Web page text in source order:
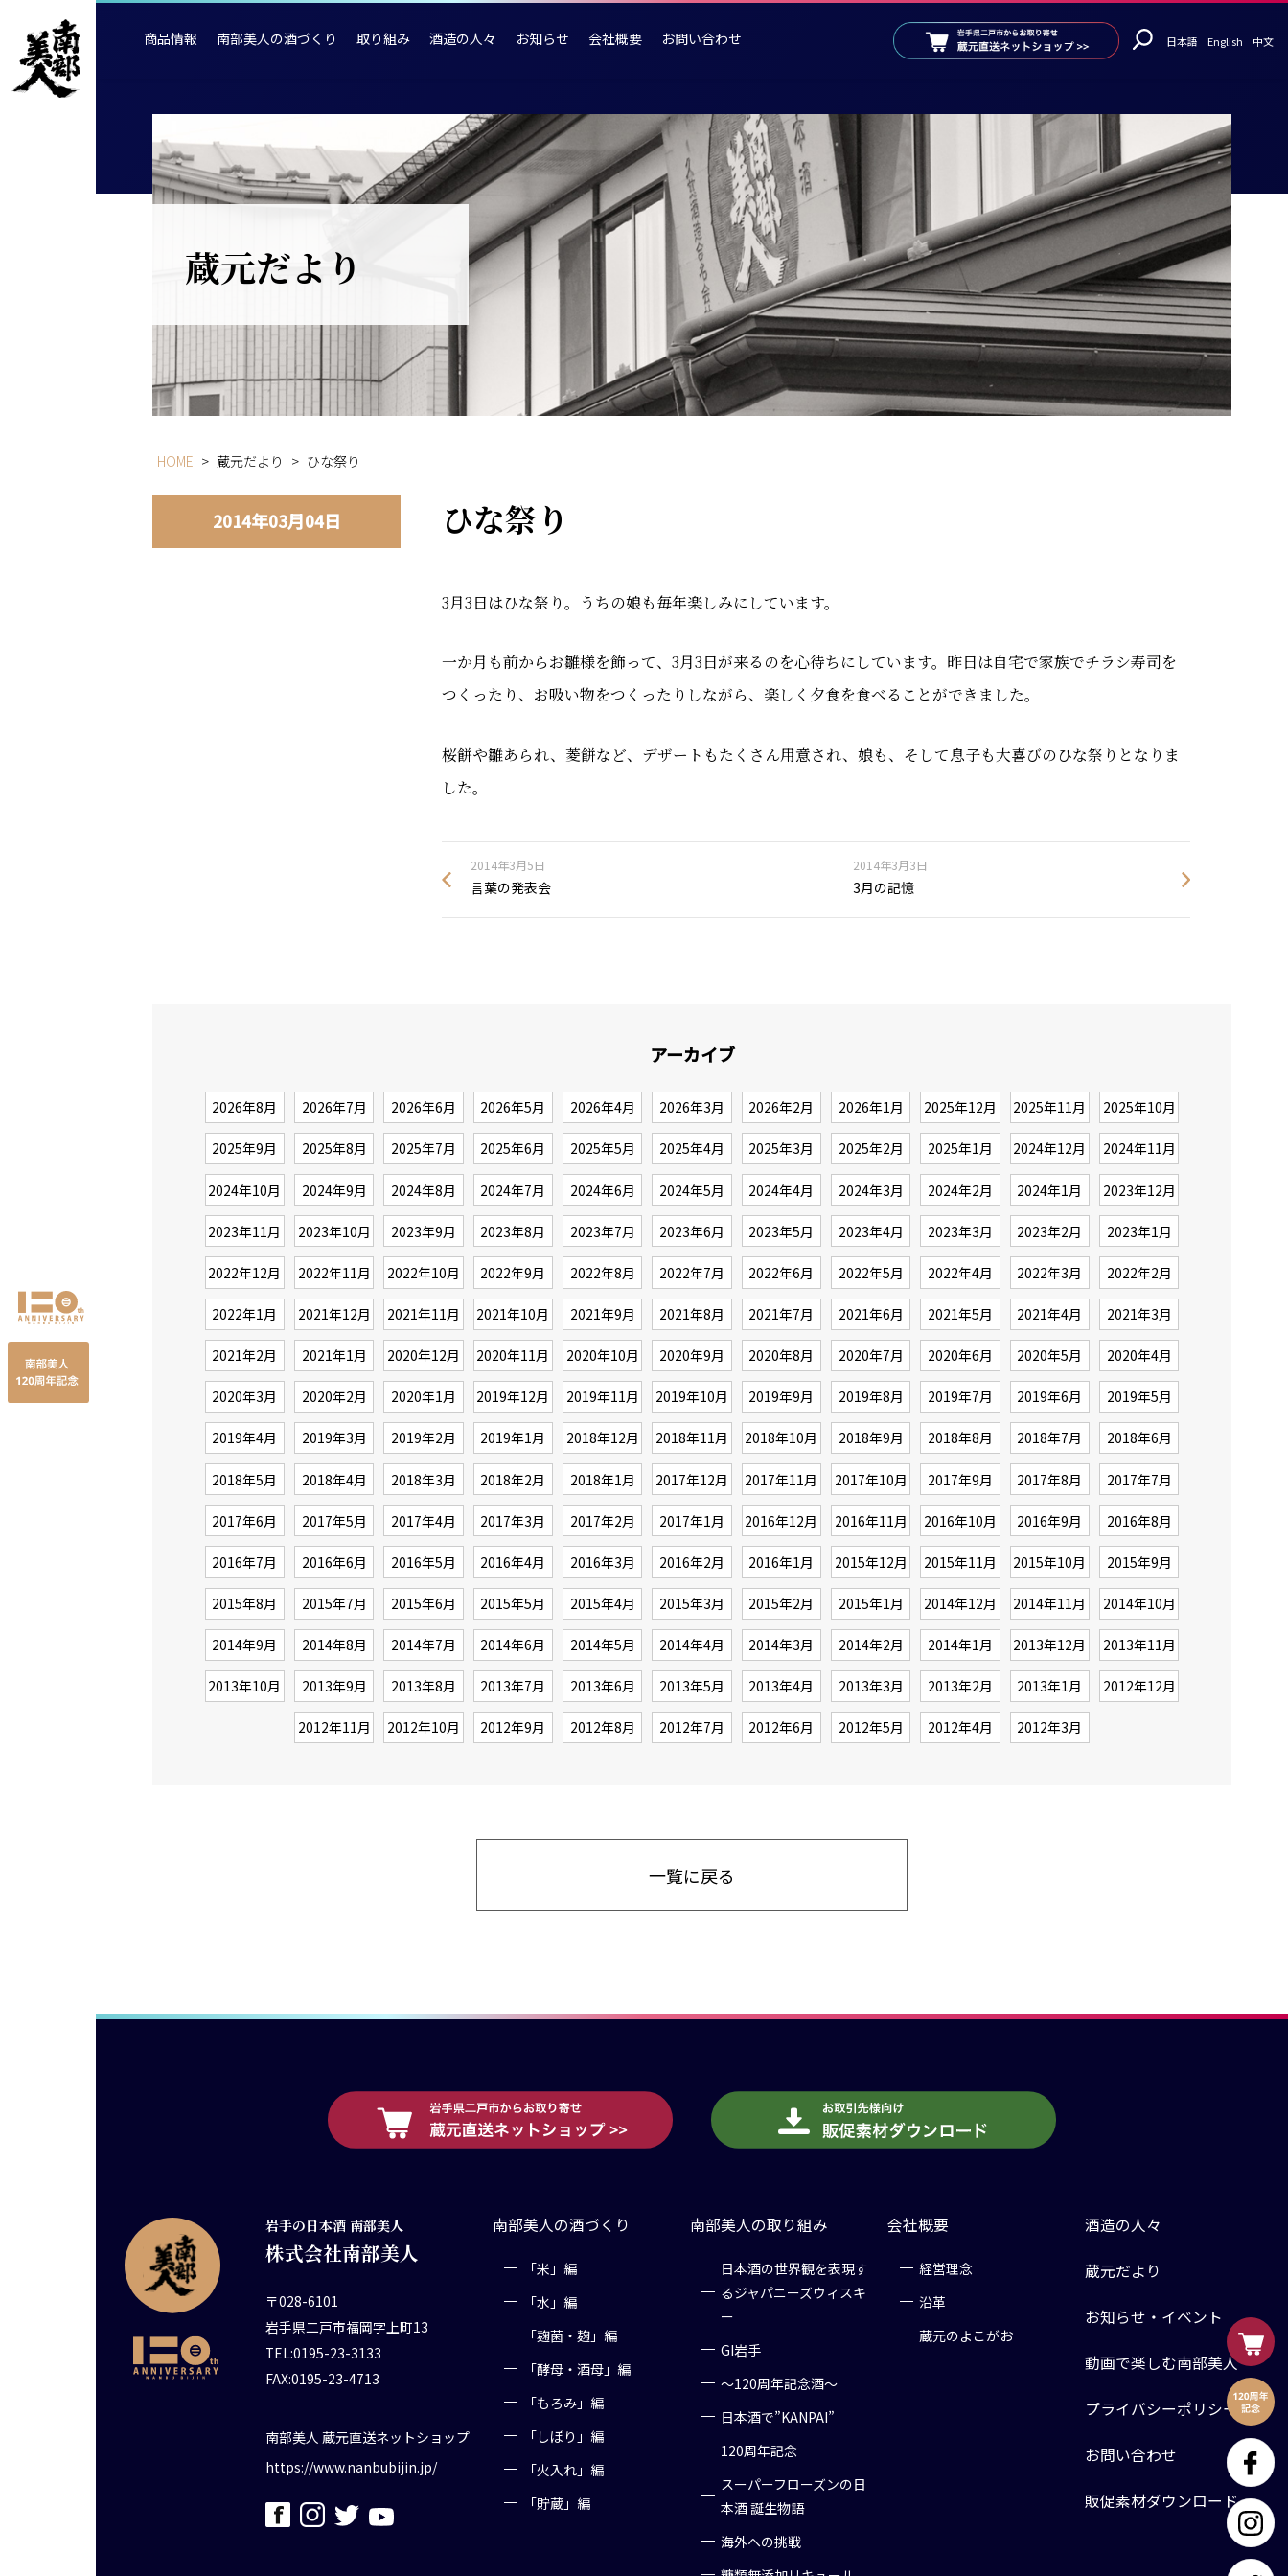
商品情報 南部美人の酒づくり 取り組み 酒造の人々 お知らせ 会社概要 お問い合わせ 日本語 English 中文
蔵元だより
HOME > 蔵元だより > ひな祭り
2014年03月04日 ひな祭り
3月3日はひな祭り。うちの娘も毎年楽しみにしています。
一か月も前からお雛様を飾って、3月3日が来るのを心待ちにしています。昨日は自宅で家族でチラシ寿司を
つくったり、お吸い物をつくったりしながら、楽しく夕食を食べることができました。
桜餅や雛あられ、菱餅など、デザートもたくさん用意され、娘も、そして息子も大喜びのひな祭りとなりま
した。
2014年3月5日
言葉の発表会
2014年3月3日
3月の記憶
アーカイブ
2026年8月 2026年7月 2026年6月 2026年5月 2026年4月 2026年3月 2026年2月 2026年1月 2025年12月 2025年11月 2025年10月
2025年9月 2025年8月 2025年7月 2025年6月 2025年5月 2025年4月 2025年3月 2025年2月 2025年1月 2024年12月 2024年11月
2024年10月 2024年9月 2024年8月 2024年7月 2024年6月 2024年5月 2024年4月 2024年3月 2024年2月 2024年1月 2023年12月
2023年11月 2023年10月 2023年9月 2023年8月 2023年7月 2023年6月 2023年5月 2023年4月 2023年3月 2023年2月 2023年1月
2022年12月 2022年11月 2022年10月 2022年9月 2022年8月 2022年7月 2022年6月 2022年5月 2022年4月 2022年3月 2022年2月
2022年1月 2021年12月 2021年11月 2021年10月 2021年9月 2021年8月 2021年7月 2021年6月 2021年5月 2021年4月 2021年3月
2021年2月 2021年1月 2020年12月 2020年11月 2020年10月 2020年9月 2020年8月 2020年7月 2020年6月 2020年5月 2020年4月
2020年3月 2020年2月 2020年1月 2019年12月 2019年11月 2019年10月 2019年9月 2019年8月 2019年7月 2019年6月 2019年5月
2019年4月 2019年3月 2019年2月 2019年1月 2018年12月 2018年11月 2018年10月 2018年9月 2018年8月 2018年7月 2018年6月
2018年5月 2018年4月 2018年3月 2018年2月 2018年1月 2017年12月 2017年11月 2017年10月 2017年9月 2017年8月 2017年7月
2017年6月 2017年5月 2017年4月 2017年3月 2017年2月 2017年1月 2016年12月 2016年11月 2016年10月 2016年9月 2016年8月
2016年7月 2016年6月 2016年5月 2016年4月 2016年3月 2016年2月 2016年1月 2015年12月 2015年11月 2015年10月 2015年9月
2015年8月 2015年7月 2015年6月 2015年5月 2015年4月 2015年3月 2015年2月 2015年1月 2014年12月 2014年11月 2014年10月
2014年9月 2014年8月 2014年7月 2014年6月 2014年5月 2014年4月 2014年3月 2014年2月 2014年1月 2013年12月 2013年11月
2013年10月 2013年9月 2013年8月 2013年7月 2013年6月 2013年5月 2013年4月 2013年3月 2013年2月 2013年1月 2012年12月
2012年11月 2012年10月 2012年9月 2012年8月 2012年7月 2012年6月 2012年5月 2012年4月 2012年3月
一覧に戻る
岩手の日本酒 南部美人
株式会社南部美人
〒028-6101
岩手県二戸市福岡字上町13
TEL:0195-23-3133
FAX:0195-23-4713
南部美人 蔵元直送ネットショップ
https://www.nanbubijin.jp/
南部美人の酒づくり
「米」編
「水」編
「麹菌・麹」編
「酵母・酒母」編
「もろみ」編
「しぼり」編
「火入れ」編
「貯蔵」編
南部美人の取り組み
日本酒の世界観を表現す
るジャパニーズウィスキ
ー
GI岩手
～120周年記念酒～
日本酒で”KANPAI”
120周年記念
スーパーフローズンの日
本酒 誕生物語
海外への挑戦
会社概要
経営理念
沿革
蔵元のよこがお
酒造の人々
蔵元だより
お知らせ・イベント
動画で楽しむ南部美人
プライバシーポリシー
お問い合わせ
販促素材ダウンロード